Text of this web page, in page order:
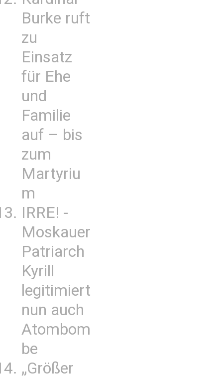
Burke ruft
zu
Einsatz
für Ehe
und
Familie
auf – bis
zum
Martyriu
m
IRRE! -
Moskauer
Patriarch
Kyrill
legitimiert
nun auch
Atombom
be
„Größer